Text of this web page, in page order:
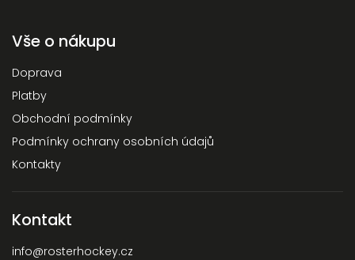
Vše o nákupu
Doprava
Platby
Obchodní podmínky
Podmínky ochrany osobních údajů
Kontakty
Kontakt
info@rosterhockey.cz